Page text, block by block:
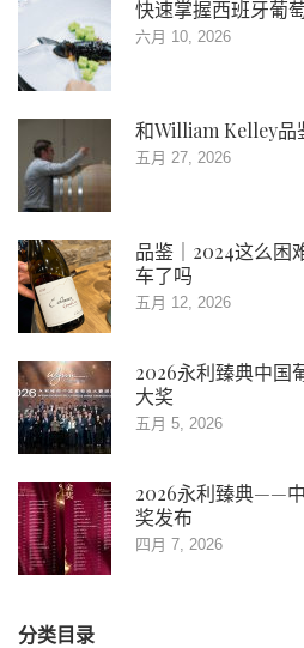
快速掌握西班牙葡
六月 10, 2026
和William Kelley品
五月 27, 2026
品鉴｜2024这么困
车了吗
五月 12, 2026
2026永利臻典中国
大奖
五月 5, 2026
2026永利臻典——
奖发布
四月 7, 2026
分类目录